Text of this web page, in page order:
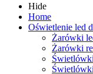
Hide
Home
Oświetlenie led
Żarówki
Żarówki